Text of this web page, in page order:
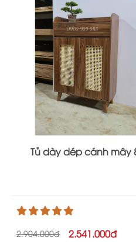
Tủ dày dép cánh mây
2.904.000đ 2.541.000đ